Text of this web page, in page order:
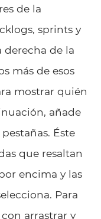
de la
sprints y
derecha de la
más de esos
mostrar quién
añade
Éste
que resaltan
encima y las
Para
arrastrar y